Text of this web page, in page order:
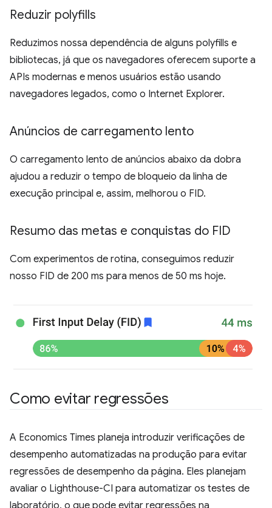
Reduzir polyfills
Reduzimos nossa dependência de alguns polyfills e
bibliotecas, já que os navegadores oferecem suporte a
APIs modernas e menos usuários estão usando
navegadores legados, como o Internet Explorer.
Anúncios de carregamento lento
O carregamento lento de anúncios abaixo da dobra
ajudou a reduzir o tempo de bloqueio da linha de
execução principal e, assim, melhorou o FID.
Resumo das metas e conquistas do FID
Com experimentos de rotina, conseguimos reduzir
nosso FID de 200 ms para menos de 50 ms hoje.
Como evitar regressões
A Economics Times planeja introduzir verificações de
desempenho automatizadas na produção para evitar
regressões de desempenho da página. Eles planejam
avaliar o Lighthouse-CI para automatizar os testes de
laboratório, o que pode evitar regressões na